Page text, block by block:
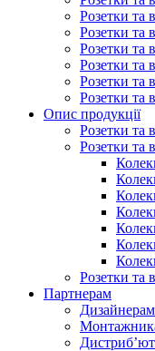
Розетки та
Розетки та
Розетки та
Розетки та
Розетки та
Розетки та
Опис продукції
Розетки та
Розетки та
Розетки та
Партнерам